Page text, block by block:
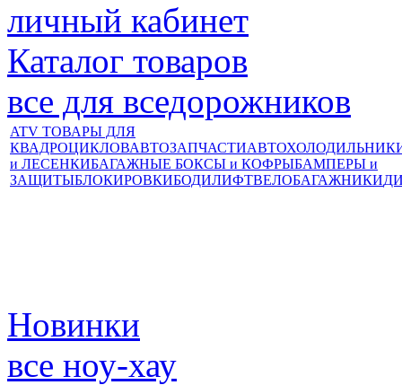
личный кабинет
Каталог товаров
все для вседорожников
ATV ТОВАРЫ ДЛЯ
КВАДРОЦИКЛОВАВТОЗАПЧАСТИ
и ЛЕСЕНКИБАГАЖНЫЕ БОКСЫ и КОФРЫБАМПЕРЫ и
ЗАЩИТЫБЛОКИРОВКИБОДИЛИФТВЕЛОБАГАЖНИКИ
Новинки
все ноу-хау